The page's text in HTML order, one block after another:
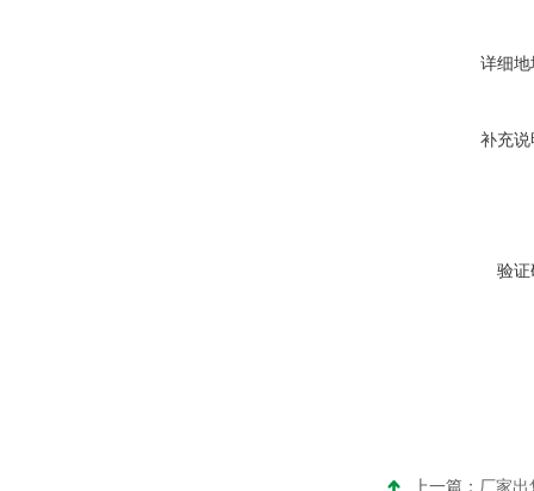
详细地
补充说
验证
上一篇： 厂家出